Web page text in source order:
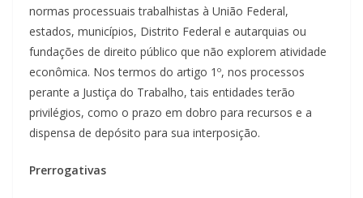
normas processuais trabalhistas à União Federal,
estados, municípios, Distrito Federal e autarquias ou
fundações de direito público que não explorem atividade
econômica. Nos termos do artigo 1º, nos processos
perante a Justiça do Trabalho, tais entidades terão
privilégios, como o prazo em dobro para recursos e a
dispensa de depósito para sua interposição.
Prerrogativas